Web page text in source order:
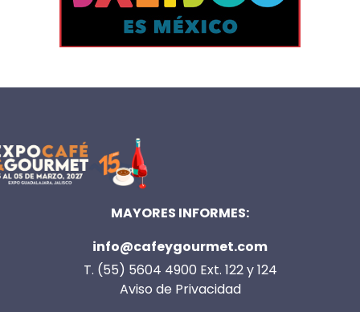
MAYORES INFORMES:
info@cafeygourmet.com
T. (55) 5604 4900 Ext. 122 y 124
Aviso de Privacidad